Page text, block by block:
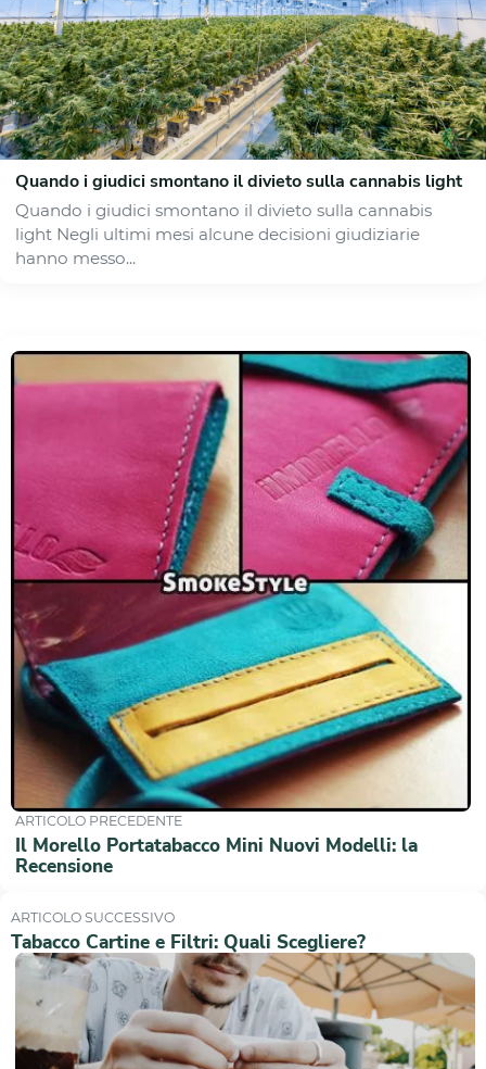
Quando i giudici smontano il divieto sulla cannabis light
Quando i giudici smontano il divieto sulla cannabis
light Negli ultimi mesi alcune decisioni giudiziarie
hanno messo...
ARTICOLO PRECEDENTE
Il Morello Portatabacco Mini Nuovi Modelli: la
Recensione
ARTICOLO SUCCESSIVO
Tabacco Cartine e Filtri: Quali Scegliere?